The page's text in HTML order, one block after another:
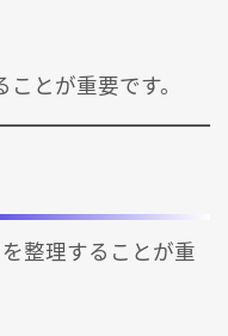
とが重要です。
整理することが重